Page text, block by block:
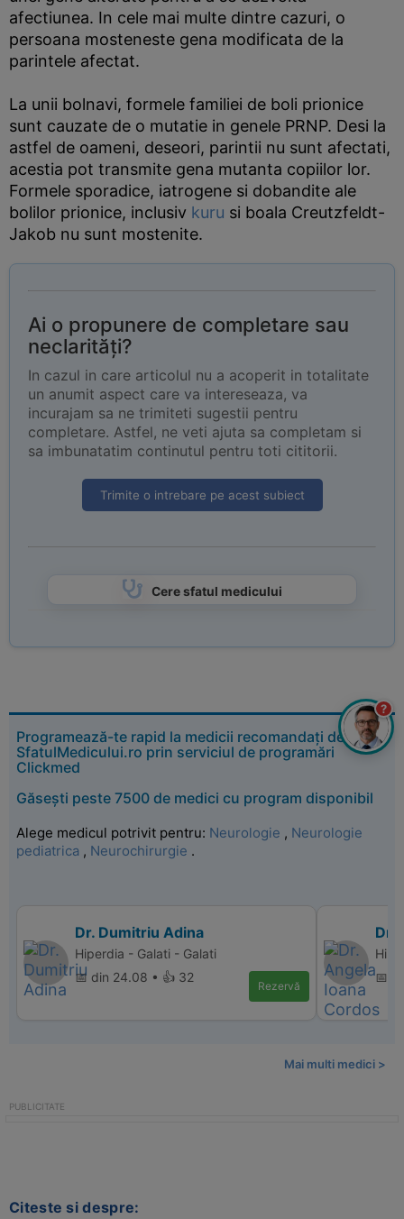
afectiunea. In cele mai multe dintre cazuri, o
persoana mosteneste gena modificata de la
parintele afectat.
La unii bolnavi, formele familiei de boli prionice
sunt cauzate de o mutatie in genele PRNP. Desi la
astfel de oameni, deseori, parintii nu sunt afectati,
acestia pot transmite gena mutanta copiilor lor.
Formele sporadice, iatrogene si dobandite ale
bolilor prionice, inclusiv kuru si boala Creutzfeldt-
Jakob nu sunt mostenite.
Ai o propunere de completare sau
neclarități?
In cazul in care articolul nu a acoperit in totalitate
un anumit aspect care va intereseaza, va
incurajam sa ne trimiteti sugestii pentru
completare. Astfel, ne veti ajuta sa completam si
sa imbunatatim continutul pentru toti cititorii.
Trimite o intrebare pe acest subiect
Cere sfatul medicului
Programează-te rapid la medicii recomandați de
SfatulMedicului.ro prin serviciul de programări
Clickmed
Găsești peste 7500 de medici cu program disponibil
Alege medicul potrivit pentru: Neurologie , Neurologie
pediatrica , Neurochirurgie .
Dr. Dumitriu Adina
Hiperdia - Galati - Galati
📅 din 24.08 • 👍 32
Rezervă
Dr.
📅
Mai multi medici >
Citeste si despre:
?